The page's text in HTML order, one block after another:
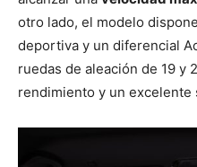
otro lado, el modelo
deportiva y un diferencial
ruedas de aleación de 19 y
rendimiento y un excelente